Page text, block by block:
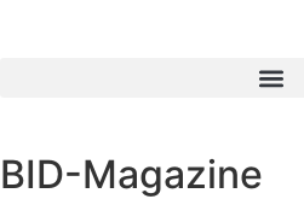
BID-Magazine